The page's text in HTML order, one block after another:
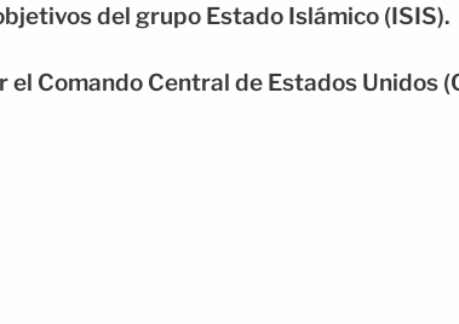
del grupo Estado Islámico (ISIS).
Comando Central de Estados Unidos